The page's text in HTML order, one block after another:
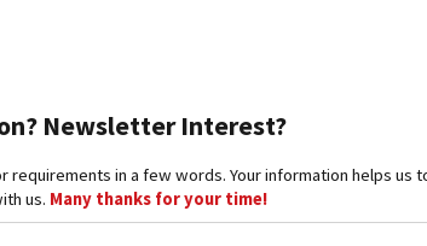
Newsletter Interest?
requirements in a few words. Your information helps us
us. Many thanks for your time!